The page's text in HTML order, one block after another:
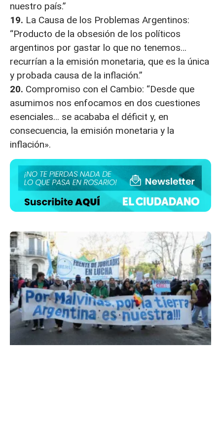
nuestro país.”
19. La Causa de los Problemas Argentinos:
“Producto de la obsesión de los políticos
argentinos por gastar lo que no tenemos…
recurrían a la emisión monetaria, que es la única
y probada causa de la inflación.”
20. Compromiso con el Cambio: “Desde que
asumimos nos enfocamos en dos cuestiones
esenciales… se acababa el déficit y, en
consecuencia, la emisión monetaria y la
inflación».